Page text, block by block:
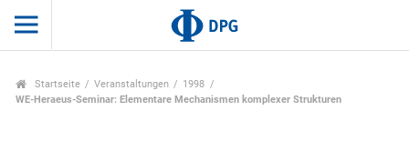
Startseite Veranstaltungen
1998
WE-Heraeus-Seminar: Elementare Mechanismen komplexer Strukturen